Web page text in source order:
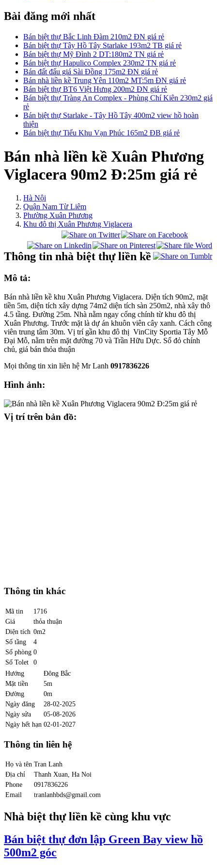
Bài đăng mới nhất
Bán biệt thự Bắc Linh Đàm 210m2 ĐN giá rẻ
Bán biệt thự Tây Hồ Tây Starlake 193m2 TB giá rẻ
Bán biệt thự Mỹ Đình 2 DT:180m2 TN giá rẻ
Bán biệt thự Hapulico Complex 230m2 TN giá rẻ
Bán đất đấu giá Sài Đồng 175m2 ĐN giá rẻ
Bán nhà liền kề Trung Yên 110m2 MT:5m ĐN giá rẻ
Bán biệt thự BT6 Việt Hưng 200m2 ĐN giá rẻ
Bán biệt thự Tràng An Complex - Phùng Chí Kiên 230m2 giá
rẻ
Bán biệt thự Starlake - Tây Hồ Tây 400m2 view hồ hoàn
thiện
Bán biệt thự Tiểu Khu Vạn Phúc 165m2 ĐB giá rẻ
Bán nhà liền kề Xuân Phương
Viglacera 90m2 Đ:25m giá rẻ
Hà Nội
Quận Nam Từ Liêm
Phường Xuân Phương
Khu đô thị Xuân Phương Viglacera
Thông tin nhà biệt thự liền kề
Mô tả:
Bán nhà liền kề khu Xuân Phương Viglacera. Diện tích 90m2, mặt
tiền 5m, diện tích xây dựng 74m2 diện tích sàn 250m2, nhà xây thô
4.5 tầng. Đường 25m. Nhà nằm ngay cổng chính từ khu đô thị
Xuân Phương. Trước mặt là dự án khuôn viên cây xanh. Cách công
viên trung tâm 30m. Vị trí gần khu đô thị VinCity Sportia Tây Mỗ
Đại Mỗ, nằm trên mặt đường 70 và Trần Hữu Dực. Sổ đỏ chính
chủ, giá bán thỏa thuận
Mọi thông tin xin liên hệ Mr Lanh 0917836226
Hình ảnh:
Vị trí trên bản đồ:
Thông tin khác
Mã tin
1716
Giá
thỏa thuận
Diện tích 0m2
Số tầng
4
Số phòng 0
Số Tolet
0
Hướng
Đông Bắc
Mặt tiền
5m
Đường
0m
Ngày đăng
28-02-2025
Ngày sửa
05-08-2026
Ngày hết hạn 02-01-2027
Thông tin liên hệ
Họ và tên Tran Lanh
Địa chỉ
Thanh Xuan, Ha Noi
Phone
0917836226
Email
tranlanhbds@gmail.com
Nhà biệt thự liền kề cùng khu vực
Bán biệt thự đơn lập Green Bay view hồ
500m2 góc